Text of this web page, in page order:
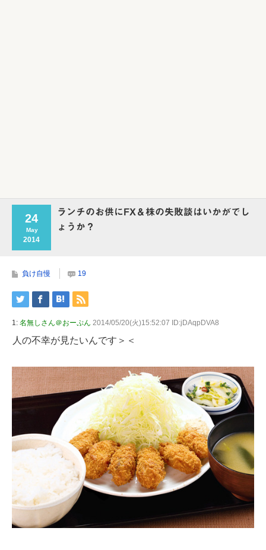
24
May
2014
ランチのお供にFX＆株の失敗談はいかがでし
ょうか？
負け自慢 19
1: 名無しさん＠おーぷん 2014/05/20(火)15:52:07 ID:jDAqpDVA8
人の不幸が見たいんです＞＜